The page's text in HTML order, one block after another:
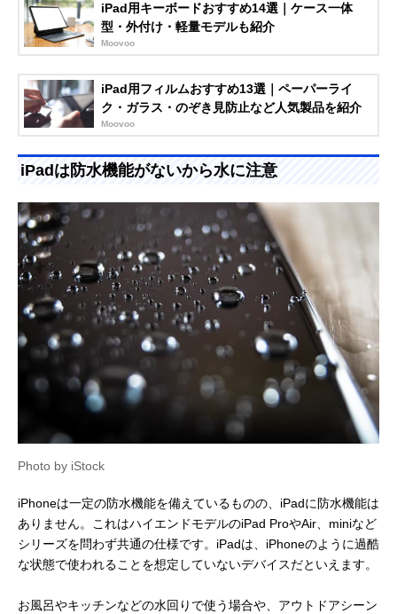
iPad用キーボードおすすめ14選｜ケース一体
型・外付け・軽量モデルも紹介
Moovoo
iPad用フィルムおすすめ13選｜ペーパーライ
ク・ガラス・のぞき見防止など人気製品を紹介
Moovoo
iPadは防水機能がないから水に注意
Photo by iStock
iPhoneは一定の防水機能を備えているものの、iPadに防水機能は
ありません。これはハイエンドモデルのiPad ProやAir、miniなど
シリーズを問わず共通の仕様です。iPadは、iPhoneのように過酷
な状態で使われることを想定していないデバイスだといえます。
お風呂やキッチンなどの水回りで使う場合や、アウトドアシーン